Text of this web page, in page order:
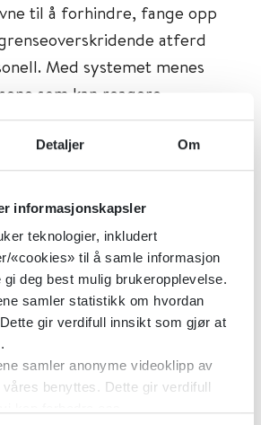
Detaljer Om
informasjonskapsler
teknologier, inkludert
«cookies» til å samle informasjon
deg best mulig brukeropplevelse.
samler statistikk om hvordan
gir verdifull innsikt som gjør at
samler anonyme videoklipp av
benyttes. Dette gir verdifull
til å forhindre, fange opp
atferd
Med systemet menes
som kan reagere,
ved Statens
statsforvalterne samt
søkelyset førte til at Helse-
oppnevnte
et
som leverte sin rapport 2.
peker på en rekke
behov for endringer, i alt
av helsepersonell til